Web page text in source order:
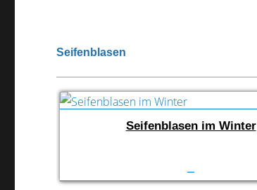
Seifenblasen
Seifenblasen im Winter